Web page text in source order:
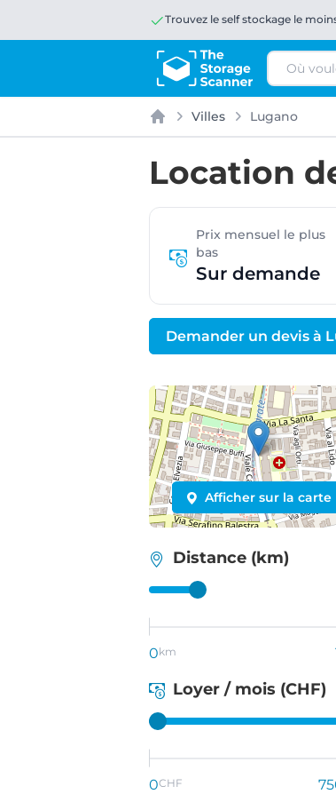
Trouvez le self stockage le
Accueil
Villes Lugano
Location
Prix mensuel le plus
bas
Sur demande
Demander un devis à
Afficher sur la carte
Distance (km)
0km
Loyer / mois (CHF)
0CHF